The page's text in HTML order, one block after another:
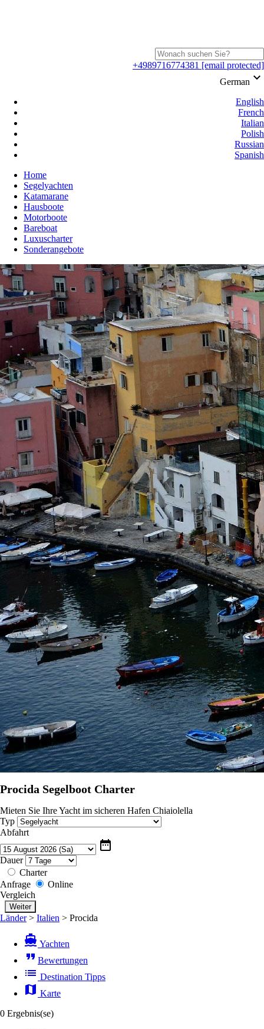
+4989716774381 [email protected]
German keyboard_arrow_down
English
French
Italian
Polish
Russian
Spanish
Home
Segelyachten
Katamarane
Hausboote
Motorboote
Bareboat
Luxuscharter
Sonderangebote
Procida Segelboot Charter
Mieten Sie Ihre Yacht im sicheren Hafen Chiaiolella
Typ
Abfahrt
date_range
Dauer
Charter
Anfrage
Online
Vergleich
Länder> Italien > Procida
directions_boat Yachten
format_quote Bewertungen
list Destination Tipps
map Karte
0 Ergebnis(se)